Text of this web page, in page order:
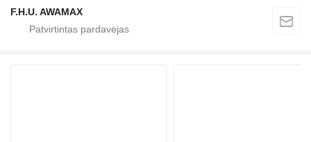
F.H.U. AWAMAX